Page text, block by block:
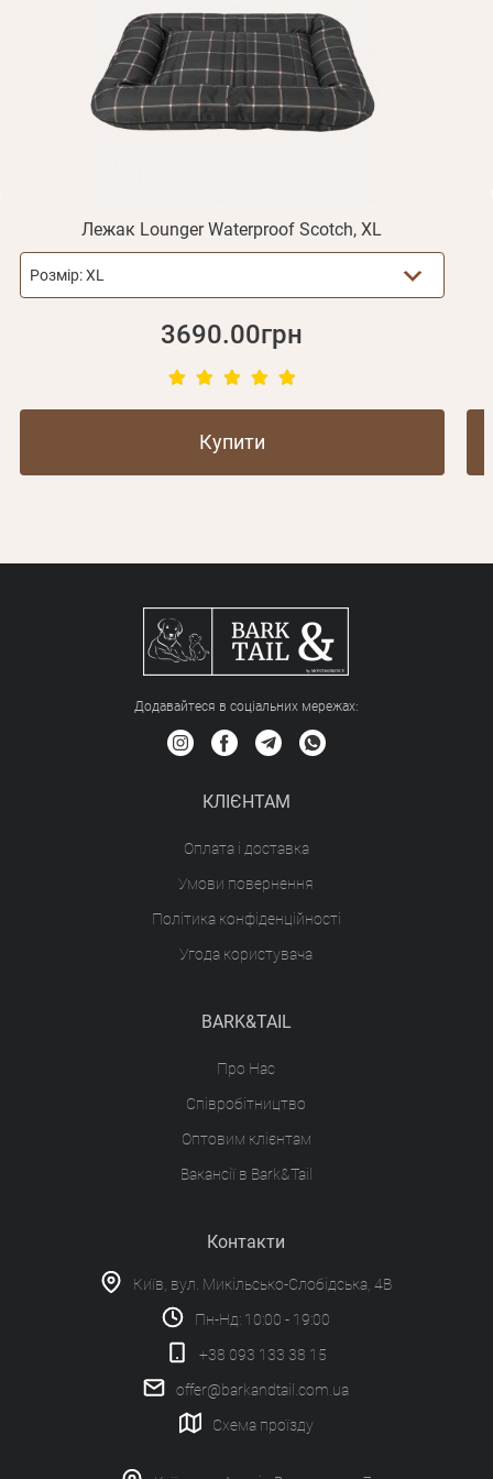
Лежак Lounger Waterproof Scotch, XL
Розмір:XL
3690.00грн
Купити
Додавайтеся в соціальних мережах:
КЛІЄНТАМ
Оплата і доставка
Умови повернення
Політика конфіденційності
Угода користувача
BARK&TAIL
Про Нас
Співробітництво
Оптовим клієнтам
Вакансії в Bark&Tail
Контакти
Київ, вул. Микільсько-Слобідська, 4В
Пн-Нд: 10:00 - 19:00
+38 093 133 38 15
offer@barkandtail.com.ua
Схема проїзду
Відправити
Реєстрація
або з допомогою
Відправити
Згадали пароль?
Не прийшов лист?Повторити відправку
обліковий запис не підтверджена